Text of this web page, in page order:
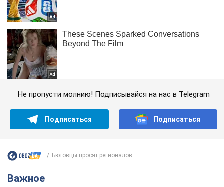
Не пропусти молнию! Подписывайся на нас в Telegram
Подписаться Подписаться
Бютовцы просят регионалов...
Важное